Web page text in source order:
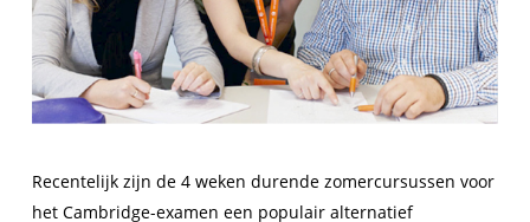
Recentelijk zijn de 4 weken durende zomercursussen voor
het Cambridge-examen een populair alternatief